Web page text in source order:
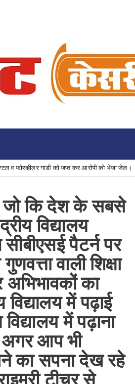
गाडी को जप्त कर आरोपी को भेजा जेल।
जो कि देश के सबसे
विद्यालय
पैटर्न पर
वाली शिक्षा
का
में पढ़ाई
में पढ़ाना
अगर आप भी
का सपना देख रहे
टीचर से